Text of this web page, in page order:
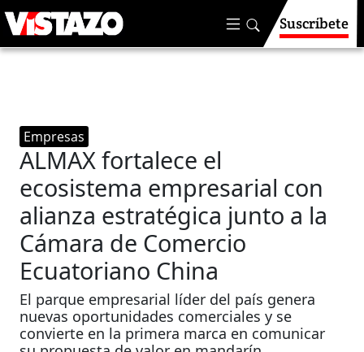
Suscríbete
Empresas
ALMAX fortalece el
ecosistema empresarial con
alianza estratégica junto a la
Cámara de Comercio
Ecuatoriano China
El parque empresarial líder del país genera
nuevas oportunidades comerciales y se
convierte en la primera marca en comunicar